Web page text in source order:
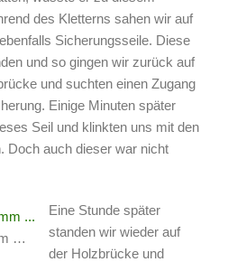
des Kletterns sahen wir auf
Sicherungsseile. Diese
und so gingen wir zurück auf
und suchten einen Zugang
Einige Minuten später
Seil und klinkten uns mit den
Doch auch dieser war nicht
…
Eine Stunde später
standen wir wieder auf
der Holzbrücke und